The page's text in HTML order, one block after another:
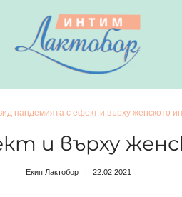
пандемията с ефект и върху женското
и върху
Екип Лактобор 22.02.2021